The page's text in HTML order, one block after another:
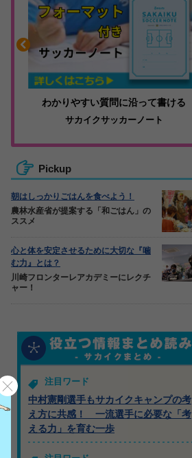
わかりやすい質問に沿って書ける
サカイクサッカーノート
Pickup
朝はしっかりごはんを食べよう！
農林水産省が提案する「和ごはん」の
ススメ
心と体を安定させるために大切な『噛
む力』とは？
川崎フロンターレアカデミーにレクチ
ャー！
注目ワード
中村憲剛選手もサカイクキャンプの考
え方に共感！ 一流選手に必要な「考
える力」を育む一歩